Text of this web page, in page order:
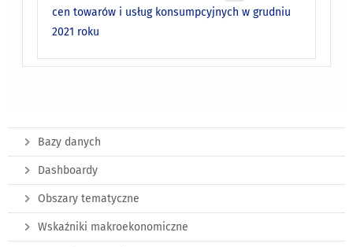
cen towarów i usług konsumpcyjnych w grudniu
2021 roku
Bazy danych
Dashboardy
Obszary tematyczne
Wskaźniki makroekonomiczne